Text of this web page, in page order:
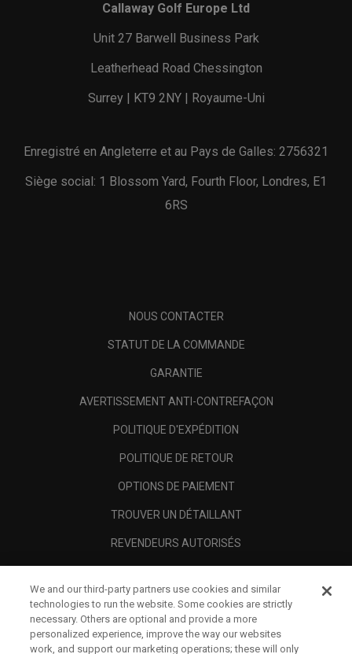
Callaway Golf Europe Ltd
Unit 27 Barwell Business Park
Leatherhead Road Chessington
Surrey | KT9 2NY | Royaume-Uni
Enregistré en Angleterre et au Pays de Galles: 2756321
Siège social: 1 Blossom Yard, Fourth Floor, Londres, E1
6RS
NOUS CONTACTER
STATUT DE LA COMMANDE
GARANTIE
AVERTISSEMENT ANTI-CONTREFAÇON
POLITIQUE D'EXPÉDITION
POLITIQUE DE RETOUR
OPTIONS DE PAIEMENT
TROUVER UN DÉTAILLANT
REVENDEURS AUTORISÉS
A PROPOS
MENTIONS LÉGALES
We and our third-party partners use cookies and similar
technologies to run the website. Some cookies are strictly
necessary. Others are optional and provide a more
personalized experience, improve the way our websites
work, and support our marketing operations; these will only